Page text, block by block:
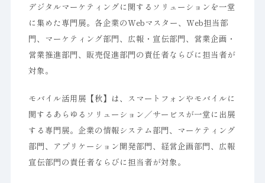
デジタルマーケティングに関するソリューションを一堂
に集めた専門展。各企業のWebマスター、Web担当部
門、マーケティング部門、広報・宣伝部門、営業企画・
営業推進部門、販売促進部門の責任者ならびに担当者が
対象。
モバイル活用展【秋】は、スマートフォンやモバイルに
関するあらゆるソリューション／サービスが一堂に出展
する専門展。企業の情報システム部門、マーケティング
部門、アプリケーション開発部門、経営企画部門、広報
宣伝部門の責任者ならびに担当者が対象。